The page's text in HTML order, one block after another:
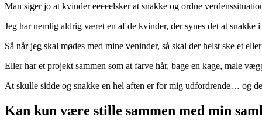
Man siger jo at kvinder eeeeelsker at snakke og ordne
Jeg har nemlig aldrig været en af de kvinder, der synes det at
Så når jeg skal mødes med mine veninder, så skal der helst ske et
Eller har et projekt sammen som at farve hår, bage en kage, male
At skulle sidde og snakke en hel aften er for mig udfordrende… og
Kan kun være stille sammen med min